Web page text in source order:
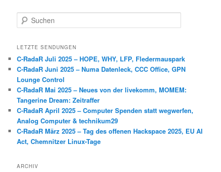
u
h
n
LETZTE SENDUNGEN
C-RadaR Juli 2025 – HOPE, WHY, LFP, Fledermauspark
C-RadaR Juni 2025 – Numa Datenleck, CCC Office, GPN
Lounge Control
C-RadaR Mai 2025 – Neues von der livekomm, MOMEM:
Tangerine Dream: Zeitraffer
C-RadaR April 2025 – Computer Spenden statt wegwerfen,
Analog Computer & technikum29
C-RadaR März 2025 – Tag des offenen Hackspace 2025, EU AI
Act, Chemnitzer Linux-Tage
ARCHIV